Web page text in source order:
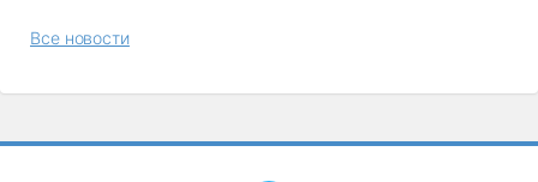
Все новости